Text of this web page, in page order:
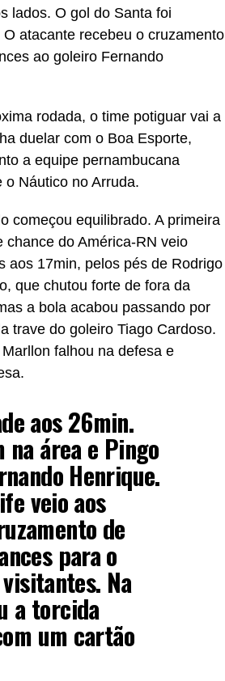
lados. O gol do Santa foi
atacante recebeu o cruzamento
ao goleiro Fernando
rodada, o time potiguar vai a
duelar com o Boa Esporte,
a equipe pernambucana
o Náutico no Arruda.
começou equilibrado. A primeira
chance do América-RN veio
aos 17min, pelos pés de Rodrigo
que chutou forte de fora da
a bola acabou passando por
trave do goleiro Tiago Cardoso.
falhou na defesa e
aos 26min.
área e Pingo
Henrique.
veio aos
de
para o
Na
a torcida
um cartão